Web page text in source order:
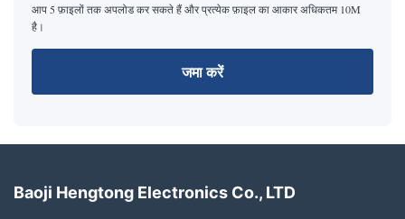
आप 5 फ़ाइलों तक अपलोड कर सकते हैं और प्रत्येक फ़ाइल का आकार अधिकतम 10M
है।
जमा करें
Baoji Hengtong Electronics Co., LTD